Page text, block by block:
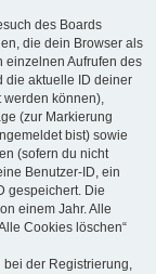
des Boards
die dein Browser als
einzelnen Aufrufen des
die aktuelle ID deiner
werden können),
(zur Markierung
bist) sowie
(sofern du nicht
Benutzer-ID, ein
gespeichert. Die
einem Jahr. Alle
Cookies löschen“
der Registrierung,